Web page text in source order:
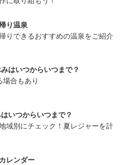
り温泉
りできるおすすめの温泉をご紹介
はいつからいつまで？
合もあり
いつからいつまで？
域別にチェック！夏レジャーを計
レンダー